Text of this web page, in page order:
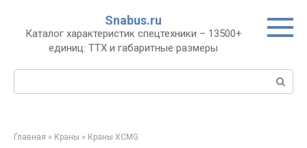
контенту
Snabus.ru
Каталог характеристик спецтехники – 13500+
единиц: ТТХ и габаритные размеры
Главная » Краны » Краны XCMG